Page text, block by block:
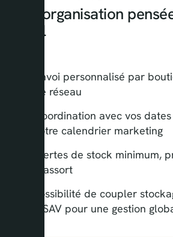
Une organisation
retail
Envoi personnalisé par
de réseau
Coordination avec vos
votre calendrier marketing
Alertes de stock minimum,
réassort
Possibilité de coupler
+ SAV pour une gestion